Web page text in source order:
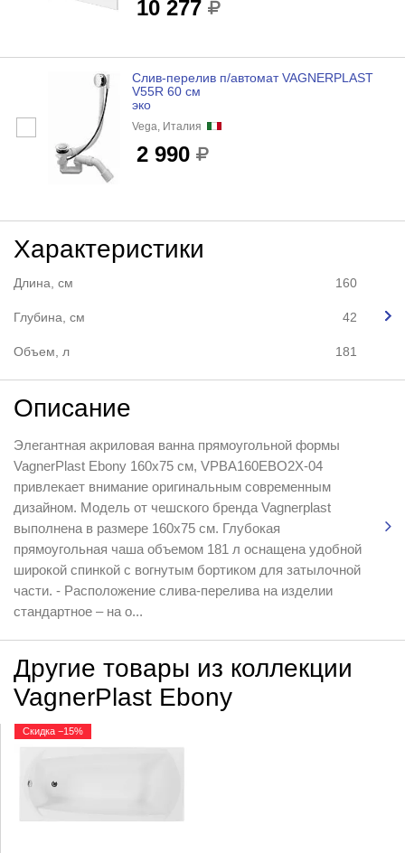
10 277
Слив-перелив п/автомат VAGNERPLAST
V55R 60 cм
эко
Vega, Италия
2 990
Характеристики
Длина, см 160
Глубина, см 42
Объем, л 181
Описание
Элегантная акриловая ванна прямоугольной формы
VagnerPlast Ebony 160x75 см, VPBA160EBO2X-04
привлекает внимание оригинальным современным
дизайном. Модель от чешского бренда Vagnerplast
выполнена в размере 160х75 см. Глубокая
прямоугольная чаша объемом 181 л оснащена удобной
широкой спинкой с вогнутым бортиком для затылочной
части. - Расположение слива-перелива на изделии
стандартное – на о...
Другие товары из коллекции
VagnerPlast Ebony
Скидка −15%